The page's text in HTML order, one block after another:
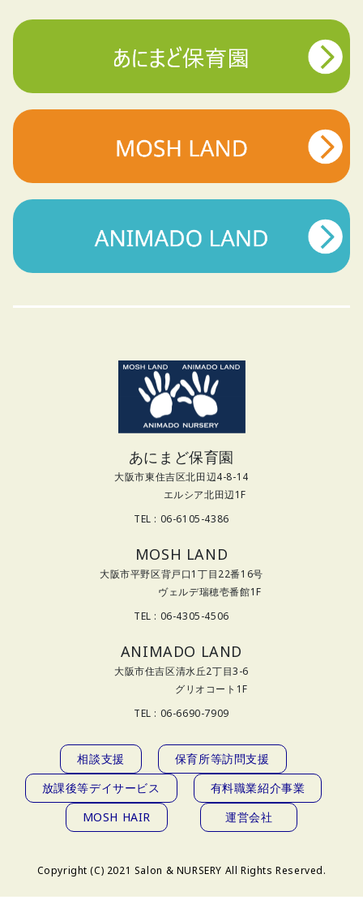
あにまど保育園
大阪市東住吉区北田辺4-8-14
エルシア北田辺1F
TEL : 06-6105-4386
MOSH LAND
大阪市平野区背戸口1丁目22番16号
ヴェルデ瑞穂壱番館1F
TEL : 06-4305-4506
ANIMADO LAND
大阪市住吉区清水丘2丁目3-6
グリオコート1F
TEL : 06-6690-7909
相談支援
保育所等訪問支援
放課後等デイサービス
有料職業紹介事業
MOSH HAIR
運営会社
Copyright (C) 2021 Salon & NURSERY All Rights Reserved.